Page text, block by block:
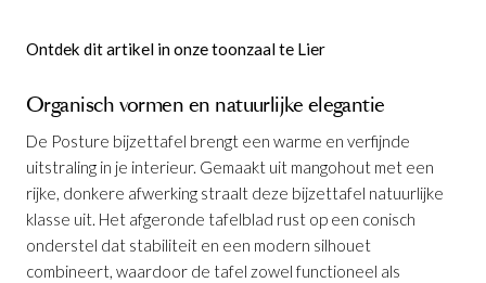
Ontdek dit artikel in onze toonzaal te Lier
Organisch vormen en natuurlijke elegantie
De Posture bijzettafel brengt een warme en verfijnde
uitstraling in je interieur. Gemaakt uit mangohout met een
rijke, donkere afwerking straalt deze bijzettafel natuurlijke
klasse uit. Het afgeronde tafelblad rust op een conisch
onderstel dat stabiliteit en een modern silhouet
combineert, waardoor de tafel zowel functioneel als